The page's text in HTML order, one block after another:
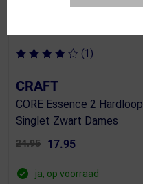
(1)
CRAFT
CORE Essence 2 Hardloop
Singlet Zwart Dames
24.95 17.95
ja, op voorraad